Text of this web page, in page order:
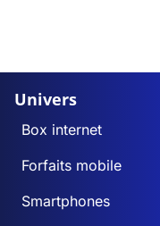
Univers
Box internet
Forfaits mobile
Smartphones